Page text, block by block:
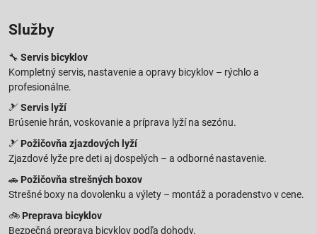
Služby
🔧 Servis bicyklov
Kompletný servis, nastavenie a opravy bicyklov – rýchlo a
profesionálne.
🎿 Servis lyží
Brúsenie hrán, voskovanie a príprava lyží na sezónu.
🎿 Požičovňa zjazdových lyží
Zjazdové lyže pre deti aj dospelých – a odborné nastavenie.
🚗 Požičovňa strešných boxov
Strešné boxy na dovolenku a výlety – montáž a poradenstvo v cene.
🚲 Preprava bicyklov
Bezpečná preprava bicyklov podľa dohody.